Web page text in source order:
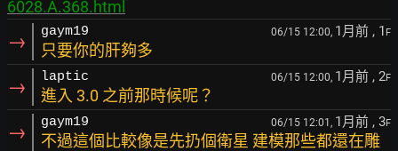
6028.A.368.html
→ gaym19 06/15 12:00, 1月前 , 1 F
只要你的肝夠多
→ laptic 06/15 12:00, 1月前 , 2F
進入 3.0 之前那時候呢？
→ gaym19 06/15 12:01, 1月前 , 3F
不過這個比較像是先扔個衛星 建模那些都還在雕